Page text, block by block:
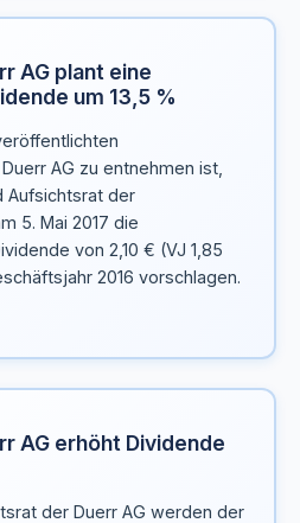
AG plant eine
um 13,5 %
AG zu entnehmen ist,
Aufsichtsrat der
5. Mai 2017 die
von 2,10 € (VJ 1,85
2016 vorschlagen.
AG erhöht Dividende
der Duerr AG werden der